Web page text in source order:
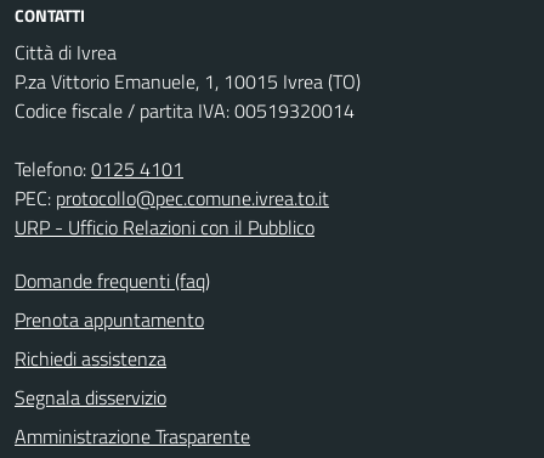
CONTATTI
Città di Ivrea
P.za Vittorio Emanuele, 1, 10015 Ivrea (TO)
Codice fiscale / partita IVA: 00519320014
Telefono:0125 4101
PEC: protocollo@pec.comune.ivrea.to.it
URP - Ufficio Relazioni con il Pubblico
Domande frequenti (faq)
Prenota appuntamento
Richiedi assistenza
Segnala disservizio
Amministrazione Trasparente